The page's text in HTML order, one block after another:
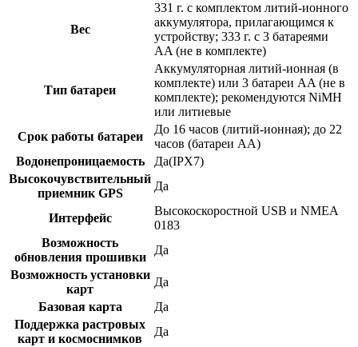
Вес
331 г. с комплектом литий-ионного
аккумулятора, прилагающимся к
устройству; 333 г. с 3 батареями
AA (не в комплекте)
Тип батареи
Аккумуляторная литий-ионная (в
комплекте) или 3 батареи AA (не в
комплекте); рекомендуются NiMH
или литиевые
Срок работы батареи
До 16 часов (литий-ионная); до 22
часов (батареи AA)
Водонепроницаемость
Да(IPX7)
Высокочувствительный
приемник GPS
Да
Интерфейс
Высокоскоростной USB и NMEA
0183
Возможность
обновления прошивки
Да
Возможность установки
карт
Да
Базовая карта
Да
Поддержка растровых
карт и космоснимков
Да